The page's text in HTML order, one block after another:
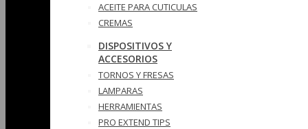
ACEITE PARA CUTICULAS
CREMAS
DISPOSITIVOS Y
ACCESORIOS
TORNOS Y FRESAS
LAMPARAS
HERRAMIENTAS
PRO EXTEND TIPS